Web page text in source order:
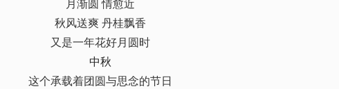
月渐圆 情愈近
秋风送爽 丹桂飘香
又是一年花好月圆时
中秋
这个承载着团圆与思念的节日